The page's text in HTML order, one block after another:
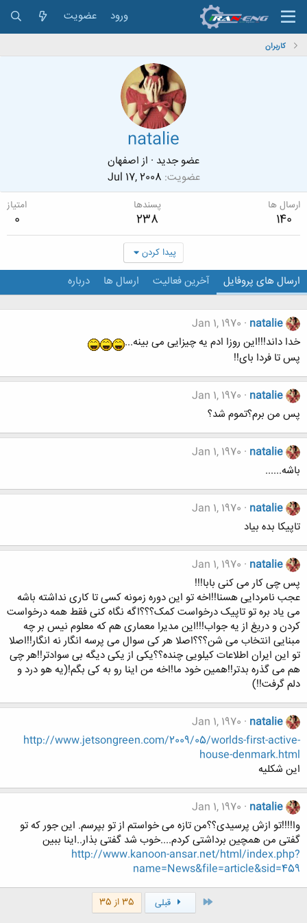
ورود عضویت
کاربران
natalie
عضو جدید · از اصفهان
عضویت Jul 17, 2008
ارسال ها
140
پسندها
238
امتیاز
0
پیدا کردن
ارسال های پروفایل آخرین فعالیت ارسال ها درباره
natalie
Jan 1, 1970
خدا داند!!!این روزا ادم یه چیزایی می بینه...
پس تا فردا بای!!
natalie
Jan 1, 1970
پس من برم؟تموم شد؟
natalie
Jan 1, 1970
باشه......
natalie
Jan 1, 1970
تاپیکا بده بیاد
natalie
Jan 1, 1970
پس چی کار می کنی بابا!!!
عجب نامردایی هسنا!!اخه تو این دوره زمونه کسی تا کاری نداشته باشه
می یاد بره تو تاپیک درخواست کمک؟؟؟اگه نگاه کنی فقط همه درخواست
کردن و دریغ از یه جواب!!!این مدیرا معماری هم که معلوم نیس بر چه
مبنایی انتخاب می شن؟؟؟اصلا هر کی سوال می پرسه انگار نه انگار!!اصلا
تو این ایران اطلاعات کیلویی چنده؟؟یکی از یکی دیگه بی سوادتر!!هر چی
هم می گذره بدتر!!همین خود ما!اخه من اینا رو به کی بگم!(یه هو درد و
دلم گرفت!!)
natalie
Jan 1, 1970
http://www.jetsongreen.com/2009/05/worlds-first-active-
house-denmark.html
این شکلیه
natalie
Jan 1, 1970
وا!!!!تو ازش پرسیدی؟؟من تازه می خواستم از تو بپرسم. این جور که تو
گفتی من همچین برداشتی کردم....خوب شد گفتی بذار..اینا ببین
http://www.kanoon-ansar.net/html/index.php?
name=News&file=article&sid=459
اول قبلی 35 از 35